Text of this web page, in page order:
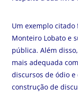
Um exemplo
Monteiro Lobato e
pública. Além
mais adequada
discursos de ódio
construção de